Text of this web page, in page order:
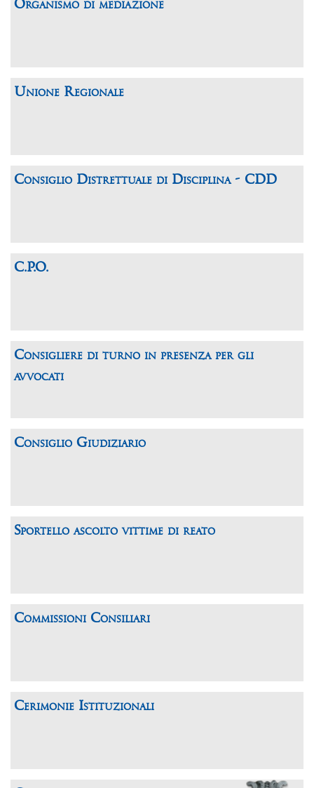
Organismo di mediazione
Unione Regionale
Consiglio Distrettuale di Disciplina - CDD
C.P.O.
Consigliere di turno in presenza per gli
avvocati
Consiglio Giudiziario
Sportello ascolto vittime di reato
Commissioni Consiliari
Cerimonie Istituzionali